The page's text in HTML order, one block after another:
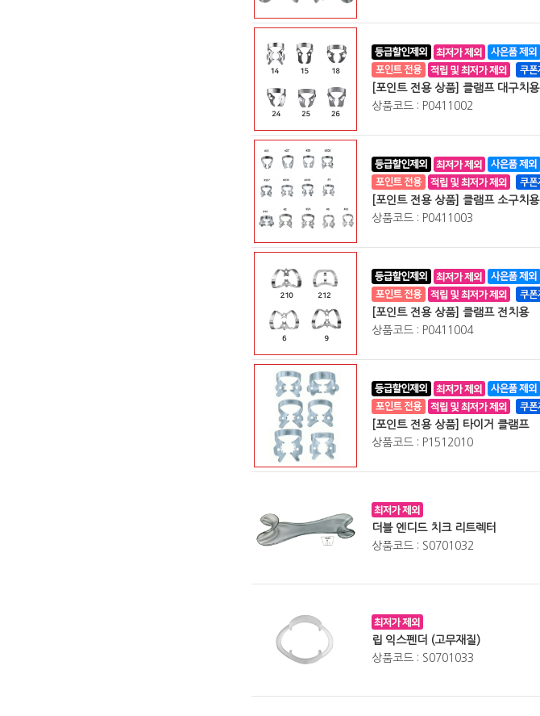
[포인트 전용 상품] 클램프 대구치용
상품코드 : P0411002
[포인트 전용 상품] 클램프 소구치용
상품코드 : P0411003
[포인트 전용 상품] 클램프 전치용
상품코드 : P0411004
[포인트 전용 상품] 타이거 클램프
상품코드 : P1512010
더블 엔디드 치크 리트렉터
상품코드 : S0701032
립 익스펜더 (고무재질)
상품코드 : S0701033